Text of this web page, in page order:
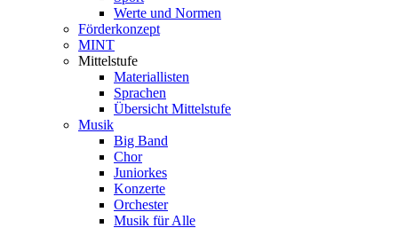
Werte und Normen
Förderkonzept
MINT
Mittelstufe
Materiallisten
Sprachen
Übersicht Mittelstufe
Musik
Big Band
Chor
Juniorkes
Konzerte
Orchester
Musik für Alle